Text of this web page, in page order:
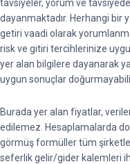
tavsiyeler, yorum ve
dayanmaktadır. Herhangi bir
getiri vaadi olarak
risk ve gitiri tercihlerinize
yer alan bilgilere dayanarak
uygun sonuçlar
Burada yer alan fiyatlar,
edilemez. Hesaplamalarda
görmüş formüller tüm
seferlik gelir/gider kalemleri